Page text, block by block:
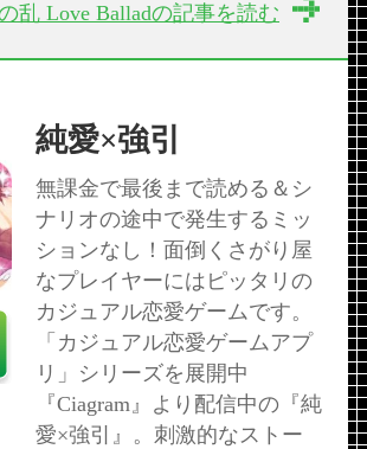
乱 Love Balladの記事を読む
純愛×強引
無課金で最後まで読める＆シ
ナリオの途中で発生するミッ
ションなし！面倒くさがり屋
なプレイヤーにはピッタリの
カジュアル恋愛ゲームです。
「カジュアル恋愛ゲームアプ
リ」シリーズを展開中
『Ciagram』より配信中の『純
愛×強引』。刺激的なストー